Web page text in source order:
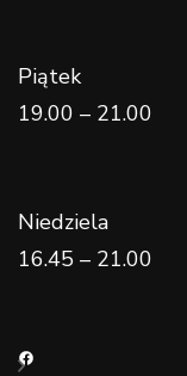
Piątek
19.00 – 21.00
Niedziela
16.45 – 21.00
Facebook